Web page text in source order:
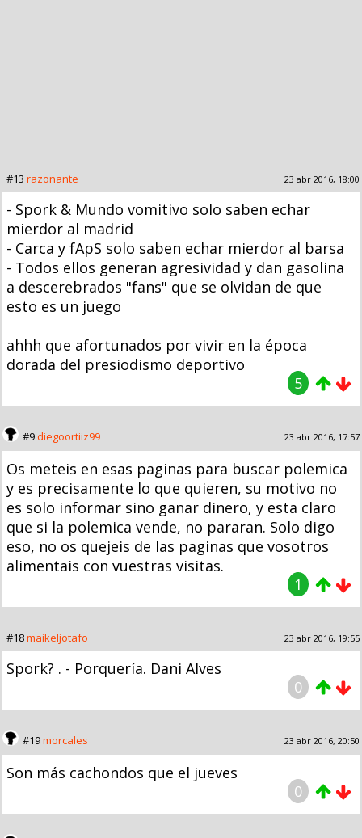
#13 razonante 23 abr 2016, 18:00
- Spork & Mundo vomitivo solo saben echar
mierdor al madrid
- Carca y fApS solo saben echar mierdor al barsa
- Todos ellos generan agresividad y dan gasolina
a descerebrados "fans" que se olvidan de que
esto es un juego
ahhh que afortunados por vivir en la época
dorada del presiodismo deportivo
5
#9diegoortiiz99 23 abr 2016, 17:57
Os meteis en esas paginas para buscar polemica
y es precisamente lo que quieren, su motivo no
es solo informar sino ganar dinero, y esta claro
que si la polemica vende, no pararan. Solo digo
eso, no os quejeis de las paginas que vosotros
alimentais con vuestras visitas.
1
#18maikeljotafo 23 abr 2016, 19:55
Spork? . - Porquería. Dani Alves
0
#19morcales 23 abr 2016, 20:50
Son más cachondos que el jueves
0